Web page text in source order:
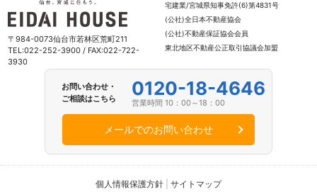
〒984-0073仙台市若林区荒町211
TEL:022-252-3900 / FAX:022-722-
3930
宅建業/宮城県知事免許(6)第4831号
(公社)全日本不動産協会
(公社)不動産保証協会会員
東北地区不動産公正取引協議会加盟
お問い合わせ・
ご相談はこちら
0120-18-4646
営業時間 10：00～18：00
メールでのお問い合わせ
個人情報保護方針 サイトマップ